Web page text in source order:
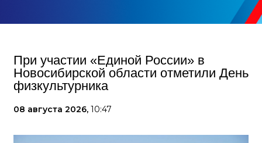
При участии «Единой России» в
Новосибирской области отметили День
физкультурника
08 августа 2026, 10:47